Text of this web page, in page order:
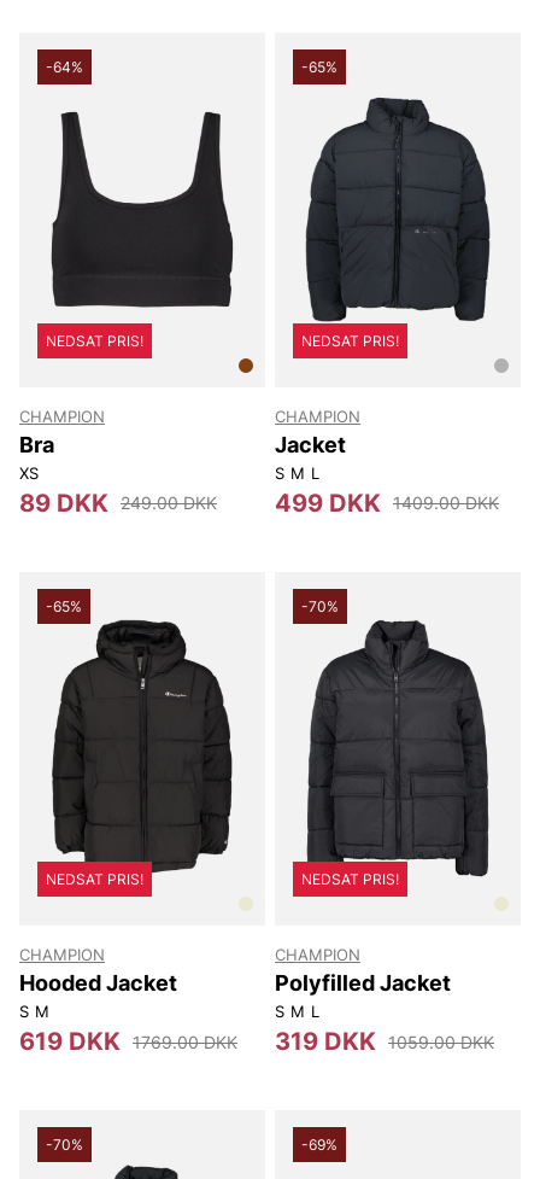
-64%
NEDSAT PRIS!
CHAMPION
Bra
XS
89 DKK 249.00 DKK
-65%
NEDSAT PRIS!
CHAMPION
Jacket
S M L
499 DKK 1409.00 DKK
-65%
NEDSAT PRIS!
CHAMPION
Hooded Jacket
S M
619 DKK 1769.00 DKK
-70%
NEDSAT PRIS!
CHAMPION
Polyfilled Jacket
S M L
319 DKK 1059.00 DKK
-70% -69%